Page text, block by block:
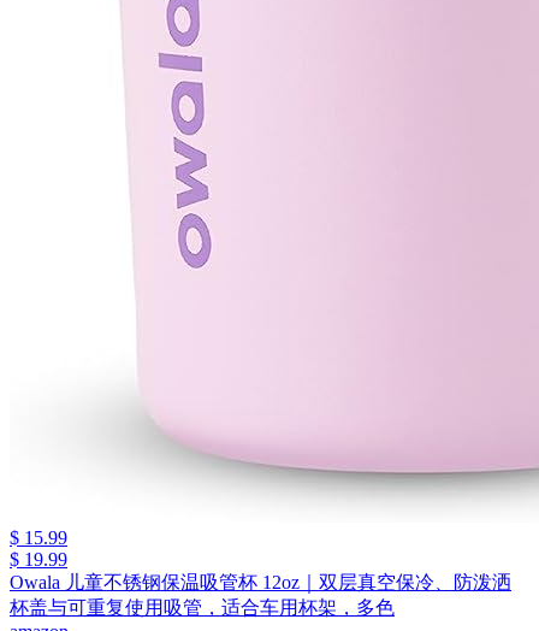
$ 15.99
$ 19.99
Owala 儿童不锈钢保温吸管杯 12oz｜双层真空保冷、防泼洒
杯盖与可重复使用吸管，适合车用杯架，多色